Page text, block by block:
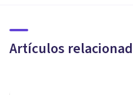
Artículos
y cómo se usa